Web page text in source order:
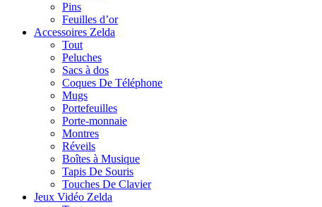
Pins
Feuilles d’or
Accessoires Zelda
Tout
Peluches
Sacs à dos
Coques De Téléphone
Mugs
Portefeuilles
Porte-monnaie
Montres
Réveils
Boîtes à Musique
Tapis De Souris
Touches De Clavier
Jeux Vidéo Zelda